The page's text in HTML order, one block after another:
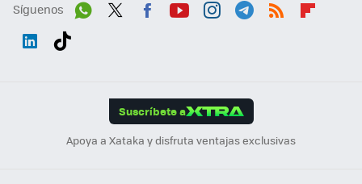
Síguenos
Suscríbete a
Apoya a Xataka y disfruta ventajas exclusivas